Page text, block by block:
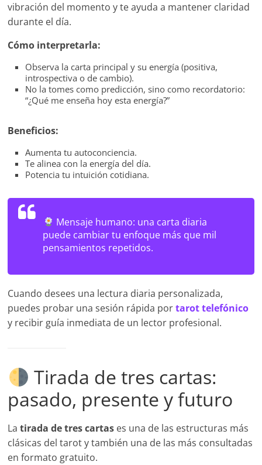
vibración del momento y te ayuda a mantener claridad
durante el día.
Cómo interpretarla:
Observa la carta principal y su energía (positiva,
introspectiva o de cambio).
No la tomes como predicción, sino como recordatorio:
“¿Qué me enseña hoy esta energía?”
Beneficios:
Aumenta tu autoconciencia.
Te alinea con la energía del día.
Potencia tu intuición cotidiana.
Mensaje humano: una carta diaria
puede cambiar tu enfoque más que mil
pensamientos repetidos.
Cuando desees una lectura diaria personalizada,
puedes probar una sesión rápida portarot telefónico
y recibir guía inmediata de un lector profesional.
Tirada de tres cartas:
pasado, presente y futuro
Latirada de tres cartas es una de las estructuras más
clásicas del tarot y también una de las más consultadas
en formato gratuito.